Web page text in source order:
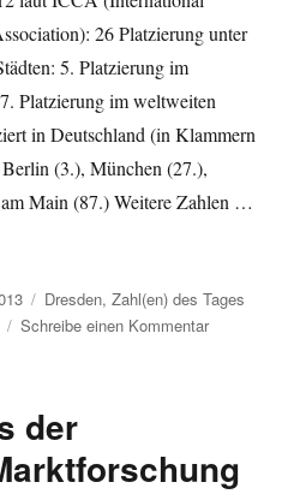
26 Platzierung unter
5. Platzierung im
Platzierung im weltweiten
in Deutschland (in Klammern
(3.), München (27.),
Main (87.) Weitere Zahlen …
etabliert“
Kategorien
Dresden,Zahl(en) des Tages
Schreibe einen Kommentarzu
der